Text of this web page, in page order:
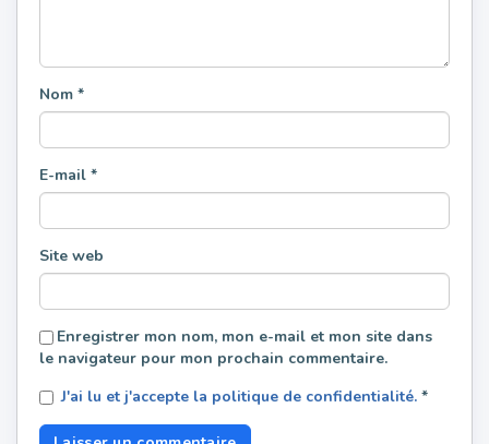
Nom *
E-mail *
Site web
Enregistrer mon nom, mon e-mail et mon site dans
le navigateur pour mon prochain commentaire.
J'ai lu et j'accepte la politique de confidentialité. *